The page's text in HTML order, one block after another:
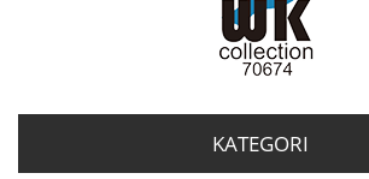
KATEGORI